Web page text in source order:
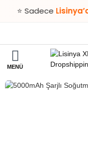
⭐ SadeceLisinya’da!